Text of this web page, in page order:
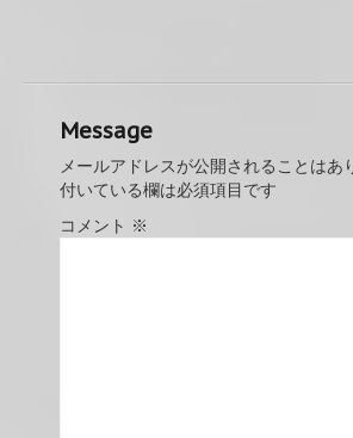
Message
メールアドレスが公開されることはあ
付いている欄は必須項目です
コメント ※